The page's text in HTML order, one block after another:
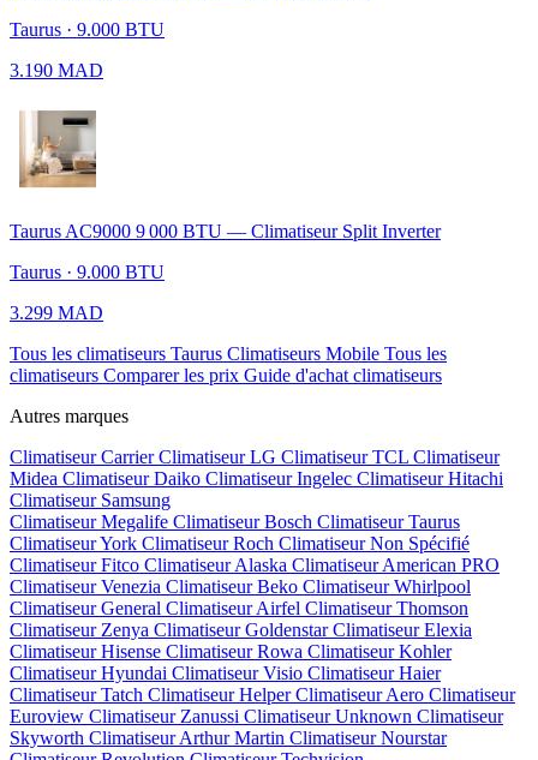
Taurus · 9.000 BTU
3.190 MAD
Taurus AC9000 9 000 BTU — Climatiseur Split Inverter
Taurus · 9.000 BTU
3.299 MAD
Tous les climatiseurs Taurus Climatiseurs Mobile Tous les
climatiseurs Comparer les prix Guide d'achat climatiseurs
Autres marques
Climatiseur CarrierClimatiseur LG Climatiseur TCL Climatiseur
Midea Climatiseur Daiko Climatiseur Ingelec Climatiseur Hitachi
Climatiseur Samsung
Climatiseur Megalife Climatiseur Bosch Climatiseur Taurus
Climatiseur York Climatiseur Roch Climatiseur Non Spécifié
Climatiseur Fitco Climatiseur Alaska Climatiseur American PRO
Climatiseur Venezia Climatiseur Beko Climatiseur Whirlpool
Climatiseur General Climatiseur Airfel Climatiseur Thomson
Climatiseur Zenya Climatiseur GoldenstarClimatiseur Elexia
Climatiseur Hisense Climatiseur Rowa Climatiseur Kohler
Climatiseur Hyundai Climatiseur Visio Climatiseur Haier
Climatiseur Tatch Climatiseur HelperClimatiseur Aero Climatiseur
Euroview Climatiseur Zanussi Climatiseur Unknown Climatiseur
Skyworth Climatiseur Arthur Martin Climatiseur Nourstar